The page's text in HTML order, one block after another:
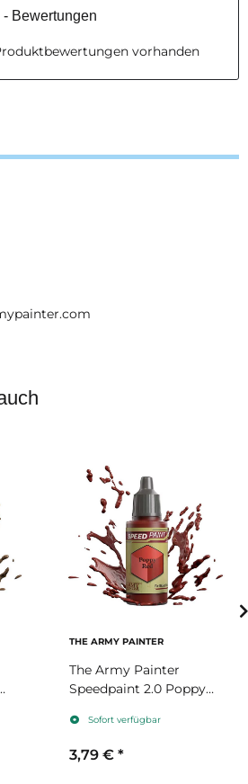
Bewertungen
vorhanden
THE ARMY PAINTER
The Army Painter
Speedpaint 2.0 Poppy
Sofort verfügbar
3,79 € *